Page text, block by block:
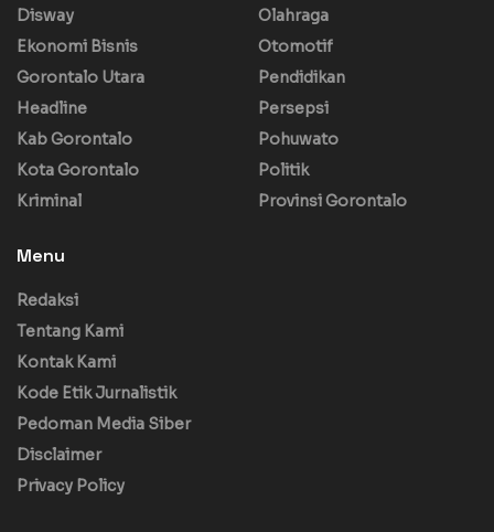
Disway
Ekonomi Bisnis
Gorontalo Utara
Headline
Kab Gorontalo
Kota Gorontalo
Kriminal
Olahraga
Otomotif
Pendidikan
Persepsi
Pohuwato
Politik
Provinsi Gorontalo
Menu
Redaksi
Tentang Kami
Kontak Kami
Kode Etik Jurnalistik
Pedoman Media Siber
Disclaimer
Privacy Policy